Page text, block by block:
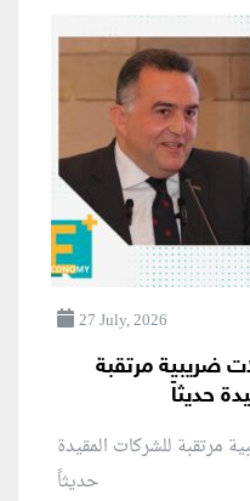
27 July, 2026
ضريبية مرتقبة
حديثاً
مرتقبة للشركات المقيدة